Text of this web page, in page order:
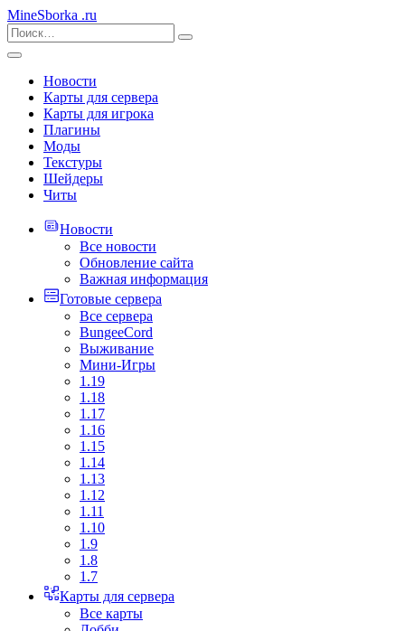
MineSborka .ru
Новости
Карты для сервера
Карты для игрока
Плагины
Моды
Текстуры
Шейдеры
Читы
Новости
Все новости
Обновление сайта
Важная информация
Готовые сервера
Все сервера
BungeeCord
Выживание
Мини-Игры
1.19
1.18
1.17
1.16
1.15
1.14
1.13
1.12
1.11
1.10
1.9
1.8
1.7
Карты для сервера
Все карты